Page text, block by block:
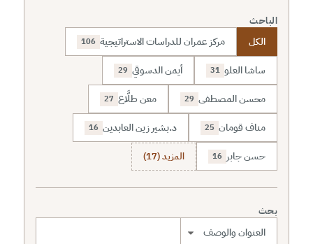
الباحث
الكل مركز عمران للدراسات الاستراتيجية 106
ساشا العلو 31 أيمن الدسوقي 29
محسن المصطفى 29 معن طلَّاع 27
مناف قومان 25 د.بشير زين العابدين 16
حسن جابر 16 المزيد (17)
بحث